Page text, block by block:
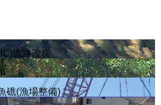
道路改良
礁(漁場整備)